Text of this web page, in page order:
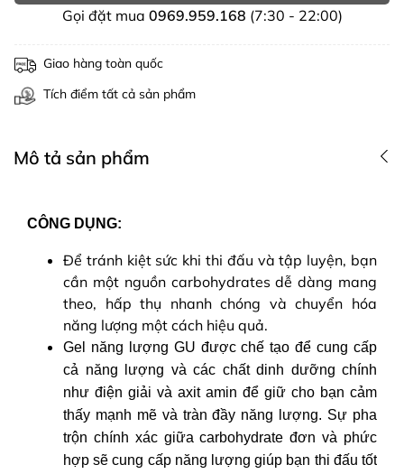
Gọi đặt mua 0969.959.168 (7:30 - 22:00)
Giao hàng toàn quốc
Tích điểm tất cả sản phẩm
Mô tả sản phẩm
CÔNG DỤNG:
Để tránh kiệt sức khi thi đấu và tập luyện, bạn
cần một nguồn carbohydrates dễ dàng mang
theo, hấp thụ nhanh chóng và chuyển hóa
năng lượng một cách hiệu quả.
Gel năng lượng GU được chế tạo để cung cấp
cả năng lượng và các chất dinh dưỡng chính
như điện giải và axit amin để giữ cho bạn cảm
thấy mạnh mẽ và tràn đầy năng lượng. Sự pha
trộn chính xác giữa carbohydrate đơn và phức
hợp sẽ cung cấp năng lượng giúp bạn thi đấu tốt